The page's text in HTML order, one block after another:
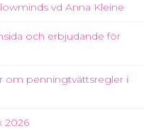
vd Anna Kleine
och erbjudande för
om penningtvättsregler i
2026